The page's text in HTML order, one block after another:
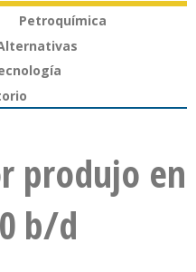
Petroquímica
produjo en
b/d